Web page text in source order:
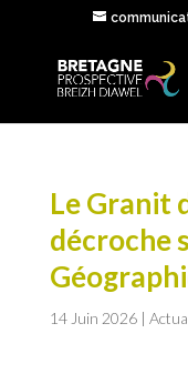
Le Granit
décroche
14 Juin 2026|